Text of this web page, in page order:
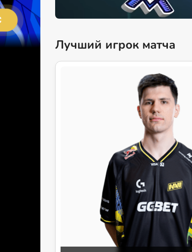
Лучший игрок матча